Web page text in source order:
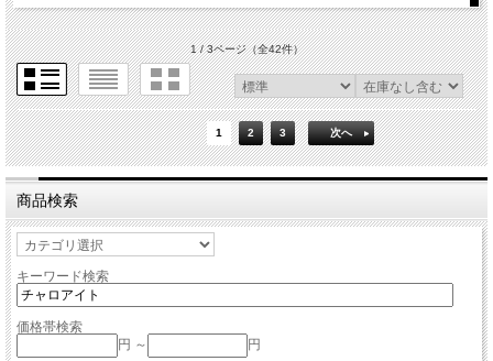
1 / 3ページ（全42件）
1 2 3 次へ
商品検索
キーワード検索
価格帯検索
円 ～
円